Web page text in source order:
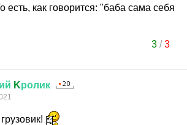
есть, как говорится: "баба сама себя
3/3
Kролик